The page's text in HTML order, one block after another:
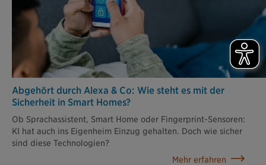
Abgehört durch Alexa & Co: Wie steht es mit der
Sicherheit in Smart Homes?
Ob Sprachassistent, Smart Home oder Fingerprint-Sensoren:
KI hat auch ins Eigenheim Einzug gehalten. Doch wie sicher
sind diese Technologien?
Mehr erfahren